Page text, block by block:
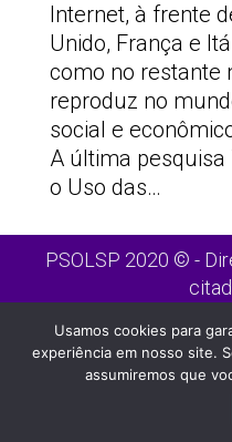
Internet, à frente
Unido, França e
como no restante
reproduz no
social e
A última pesquisa
o Uso das…
PSOLSP 2020 © -
Usamos cookies para
experiência em nosso site.
assumiremos que